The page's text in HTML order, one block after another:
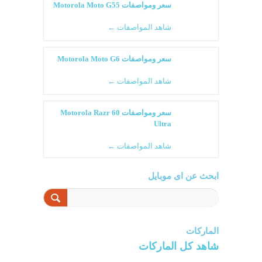
سعر ومواصفات Motorola Moto G55
شاهد المواصفات ←
سعر ومواصفات Motorola Moto G6
شاهد المواصفات ←
سعر ومواصفات Motorola Razr 60
Ultra
شاهد المواصفات ←
ابحث عن اى موبايل
الماركات
شاهد كل الماركات